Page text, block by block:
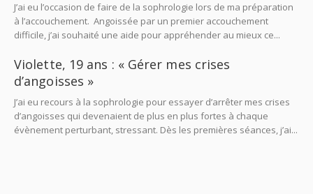
J’ai eu l’occasion de faire de la sophrologie lors de ma préparation
à l’accouchement. Angoissée par un premier accouchement
difficile, j’ai souhaité une aide pour appréhender au mieux ce...
Violette, 19 ans : « Gérer mes crises
d’angoisses »
J’ai eu recours à la sophrologie pour essayer d’arrêter mes crises
d’angoisses qui devenaient de plus en plus fortes à chaque
évènement perturbant, stressant. Dès les premières séances, j’ai...